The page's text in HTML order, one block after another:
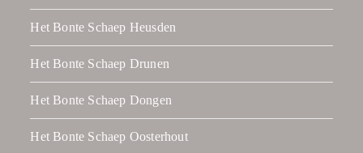
Het Bonte Schaep Heusden
Het Bonte Schaep Drunen
Het Bonte Schaep Dongen
Het Bonte Schaep Oosterhout